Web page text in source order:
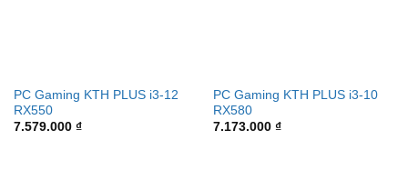
PC Gaming KTH PLUS i3-12
RX550
7.579.000 ₫
PC Gaming KTH PLUS i3-10
RX580
7.173.000 ₫